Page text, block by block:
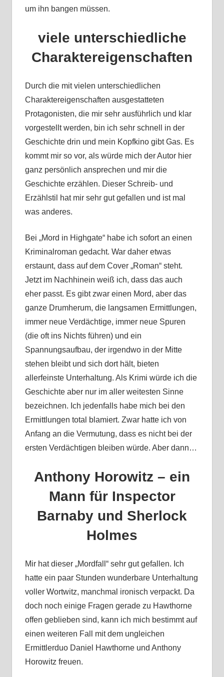
um ihn bangen müssen.
viele unterschiedliche
Charaktereigenschaften
Durch die mit vielen unterschiedlichen
Charaktereigenschaften ausgestatteten
Protagonisten, die mir sehr ausführlich und klar
vorgestellt werden, bin ich sehr schnell in der
Geschichte drin und mein Kopfkino gibt Gas. Es
kommt mir so vor, als würde mich der Autor hier
ganz persönlich ansprechen und mir die
Geschichte erzählen. Dieser Schreib- und
Erzählstil hat mir sehr gut gefallen und ist mal
was anderes.
Bei „Mord in Highgate“ habe ich sofort an einen
Kriminalroman gedacht. War daher etwas
erstaunt, dass auf dem Cover „Roman“ steht.
Jetzt im Nachhinein weiß ich, dass das auch
eher passt. Es gibt zwar einen Mord, aber das
ganze Drumherum, die langsamen Ermittlungen,
immer neue Verdächtige, immer neue Spuren
(die oft ins Nichts führen) und ein
Spannungsaufbau, der irgendwo in der Mitte
stehen bleibt und sich dort hält, bieten
allerfeinste Unterhaltung. Als Krimi würde ich die
Geschichte aber nur im aller weitesten Sinne
bezeichnen. Ich jedenfalls habe mich bei den
Ermittlungen total blamiert. Zwar hatte ich von
Anfang an die Vermutung, dass es nicht bei der
ersten Verdächtigen bleiben würde. Aber dann…
Anthony Horowitz – ein
Mann für Inspector
Barnaby und Sherlock
Holmes
Mir hat dieser „Mordfall“ sehr gut gefallen. Ich
hatte ein paar Stunden wunderbare Unterhaltung
voller Wortwitz, manchmal ironisch verpackt. Da
doch noch einige Fragen gerade zu Hawthorne
offen geblieben sind, kann ich mich bestimmt auf
einen weiteren Fall mit dem ungleichen
Ermittlerduo Daniel Hawthorne und Anthony
Horowitz freuen.